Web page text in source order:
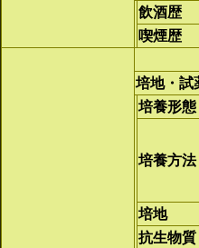
飲酒歴
喫煙歴
培地・試
培養形態
培養方法
培地
抗生物質